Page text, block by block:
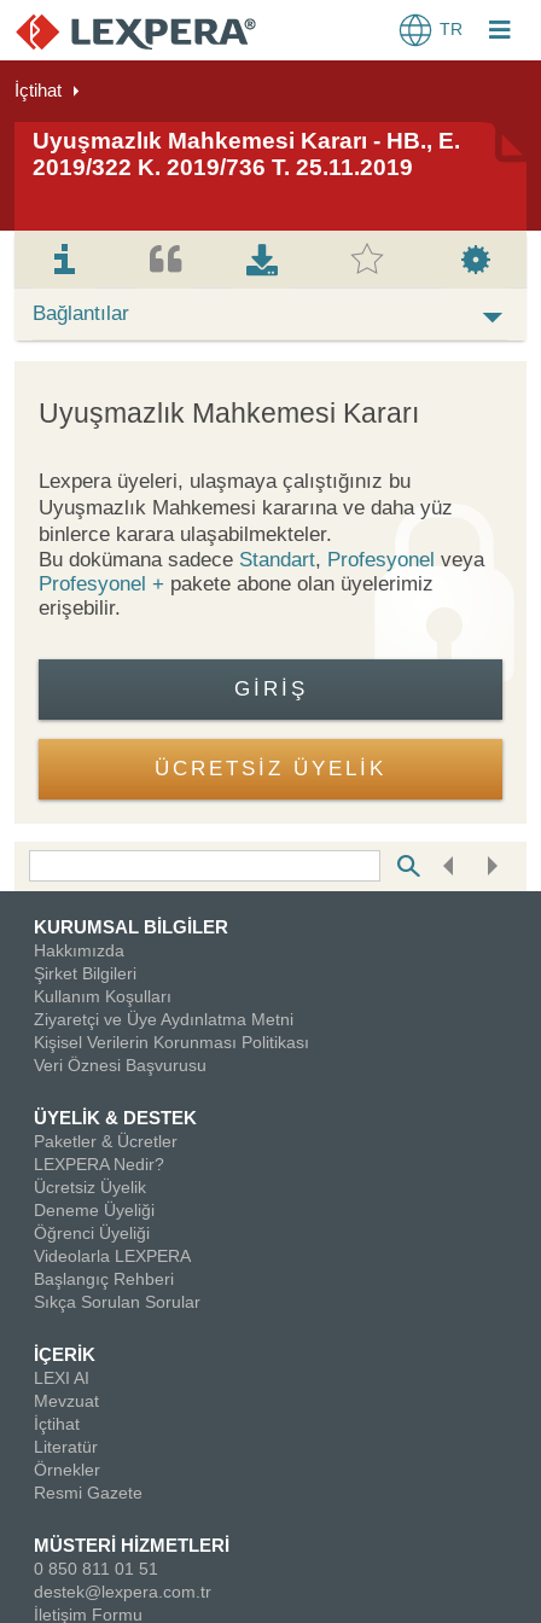
TR
İçtihat
Uyuşmazlık Mahkemesi Kararı - HB., E.
2019/322 K. 2019/736 T. 25.11.2019
Bağlantılar
Uyuşmazlık Mahkemesi Kararı
Lexpera üyeleri, ulaşmaya çalıştığınız bu
Uyuşmazlık Mahkemesi kararına ve daha yüz
binlerce karara ulaşabilmekteler.
Bu dokümana sadece Standart, Profesyonel veya
Profesyonel + pakete abone olan üyelerimiz
erişebilir.
GIRIŞ
ÜCRETSİZ ÜYELİK
KURUMSAL BİLGİLER
Hakkımızda
Şirket Bilgileri
Kullanım Koşulları
Ziyaretçi ve Üye Aydınlatma Metni
Kişisel Verilerin Korunması Politikası
Veri Öznesi Başvurusu
ÜYELİK & DESTEK
Paketler & Ücretler
LEXPERA Nedir?
Ücretsiz Üyelik
Deneme Üyeliği
Öğrenci Üyeliği
Videolarla LEXPERA
Başlangıç Rehberi
Sıkça Sorulan Sorular
İÇERİK
LEXI AI
Mevzuat
İçtihat
Literatür
Örnekler
Resmi Gazete
MÜSTERİ HİZMETLERİ
0 850 811 01 51
destek@lexpera.com.tr
İletişim Formu